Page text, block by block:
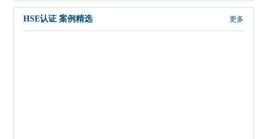
HSE认证 案例精选 更多